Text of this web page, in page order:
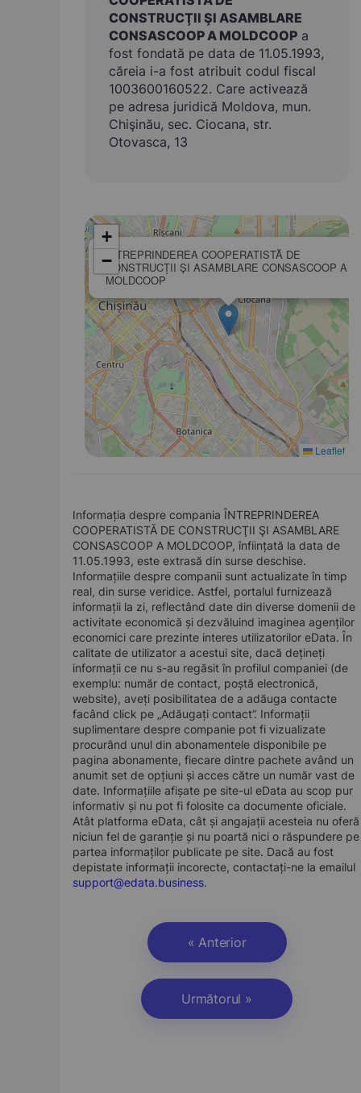
CONSTRUCŢII ŞI ASAMBLARE
CONSASCOOP A MOLDCOOP a
fost fondată pe data de 11.05.1993,
căreia i-a fost atribuit codul fiscal
1003600160522. Care activează
pe adresa juridică Moldova, mun.
Chişinău, sec. Ciocana, str.
Otovasca, 13
ÎNTREPRINDEREA COOPERATISTĂ DE
CONSTRUCŢII ŞI ASAMBLARE CONSASCOOP A
MOLDCOOP
+
−
Leaflet
Informația despre compania ÎNTREPRINDEREA
COOPERATISTĂ DE CONSTRUCŢII ŞI ASAMBLARE
CONSASCOOP A MOLDCOOP, înființată la data de
11.05.1993, este extrasă din surse deschise.
Informațiile despre companii sunt actualizate în timp
real, din surse veridice. Astfel, portalul furnizează
informații la zi, reflectând date din diverse domenii de
activitate economică și dezvăluind imaginea agenților
economici care prezinte interes utilizatorilor eData. În
calitate de utilizator a acestui site, dacă dețineți
informații ce nu s-au regăsit în profilul companiei (de
exemplu: număr de contact, poștă electronică,
website), aveți posibilitatea de a adăuga contacte
facând click pe „Adăugați contact”. Informații
suplimentare despre companie pot fi vizualizate
procurând unul din abonamentele disponibile pe
pagina abonamente, fiecare dintre pachete având un
anumit set de opțiuni și acces către un număr vast de
date. Informațiile afișate pe site-ul eData au scop pur
informativ și nu pot fi folosite ca documente oficiale.
Atât platforma eData, cât și angajații acesteia nu oferă
niciun fel de garanție și nu poartă nici o răspundere pe
partea informaților publicate pe site. Dacă au fost
depistate informații incorecte, contactați-ne la emailul
support@edata.business.
« Anterior
Următorul »